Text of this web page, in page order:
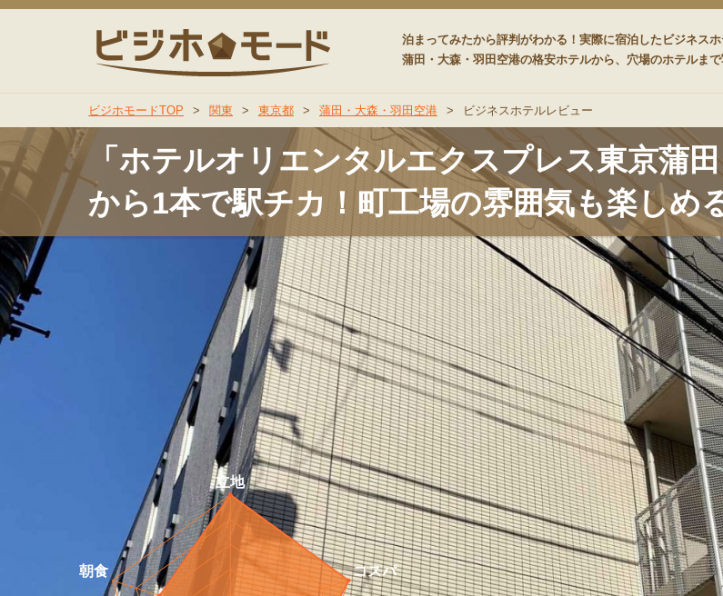
泊まってみたから評判がわかる！実際に宿泊したビジネス
蒲田・大森・羽田空港の格安ホテルから、穴場のホテルま
ビジホモード
ビジホモードTOP > 関東 > 東京都 > 蒲田・大森・羽田空港 > ビジネスホテルレビュー
「ホテルオリエンタルエクスプレス東京蒲
から1本で駅チカ！町工場の雰囲気も楽しめ